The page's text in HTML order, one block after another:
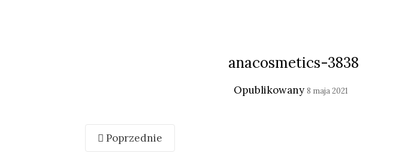
anacosmetics-3838
Opublikowany 8 maja 2021
Poprzednie